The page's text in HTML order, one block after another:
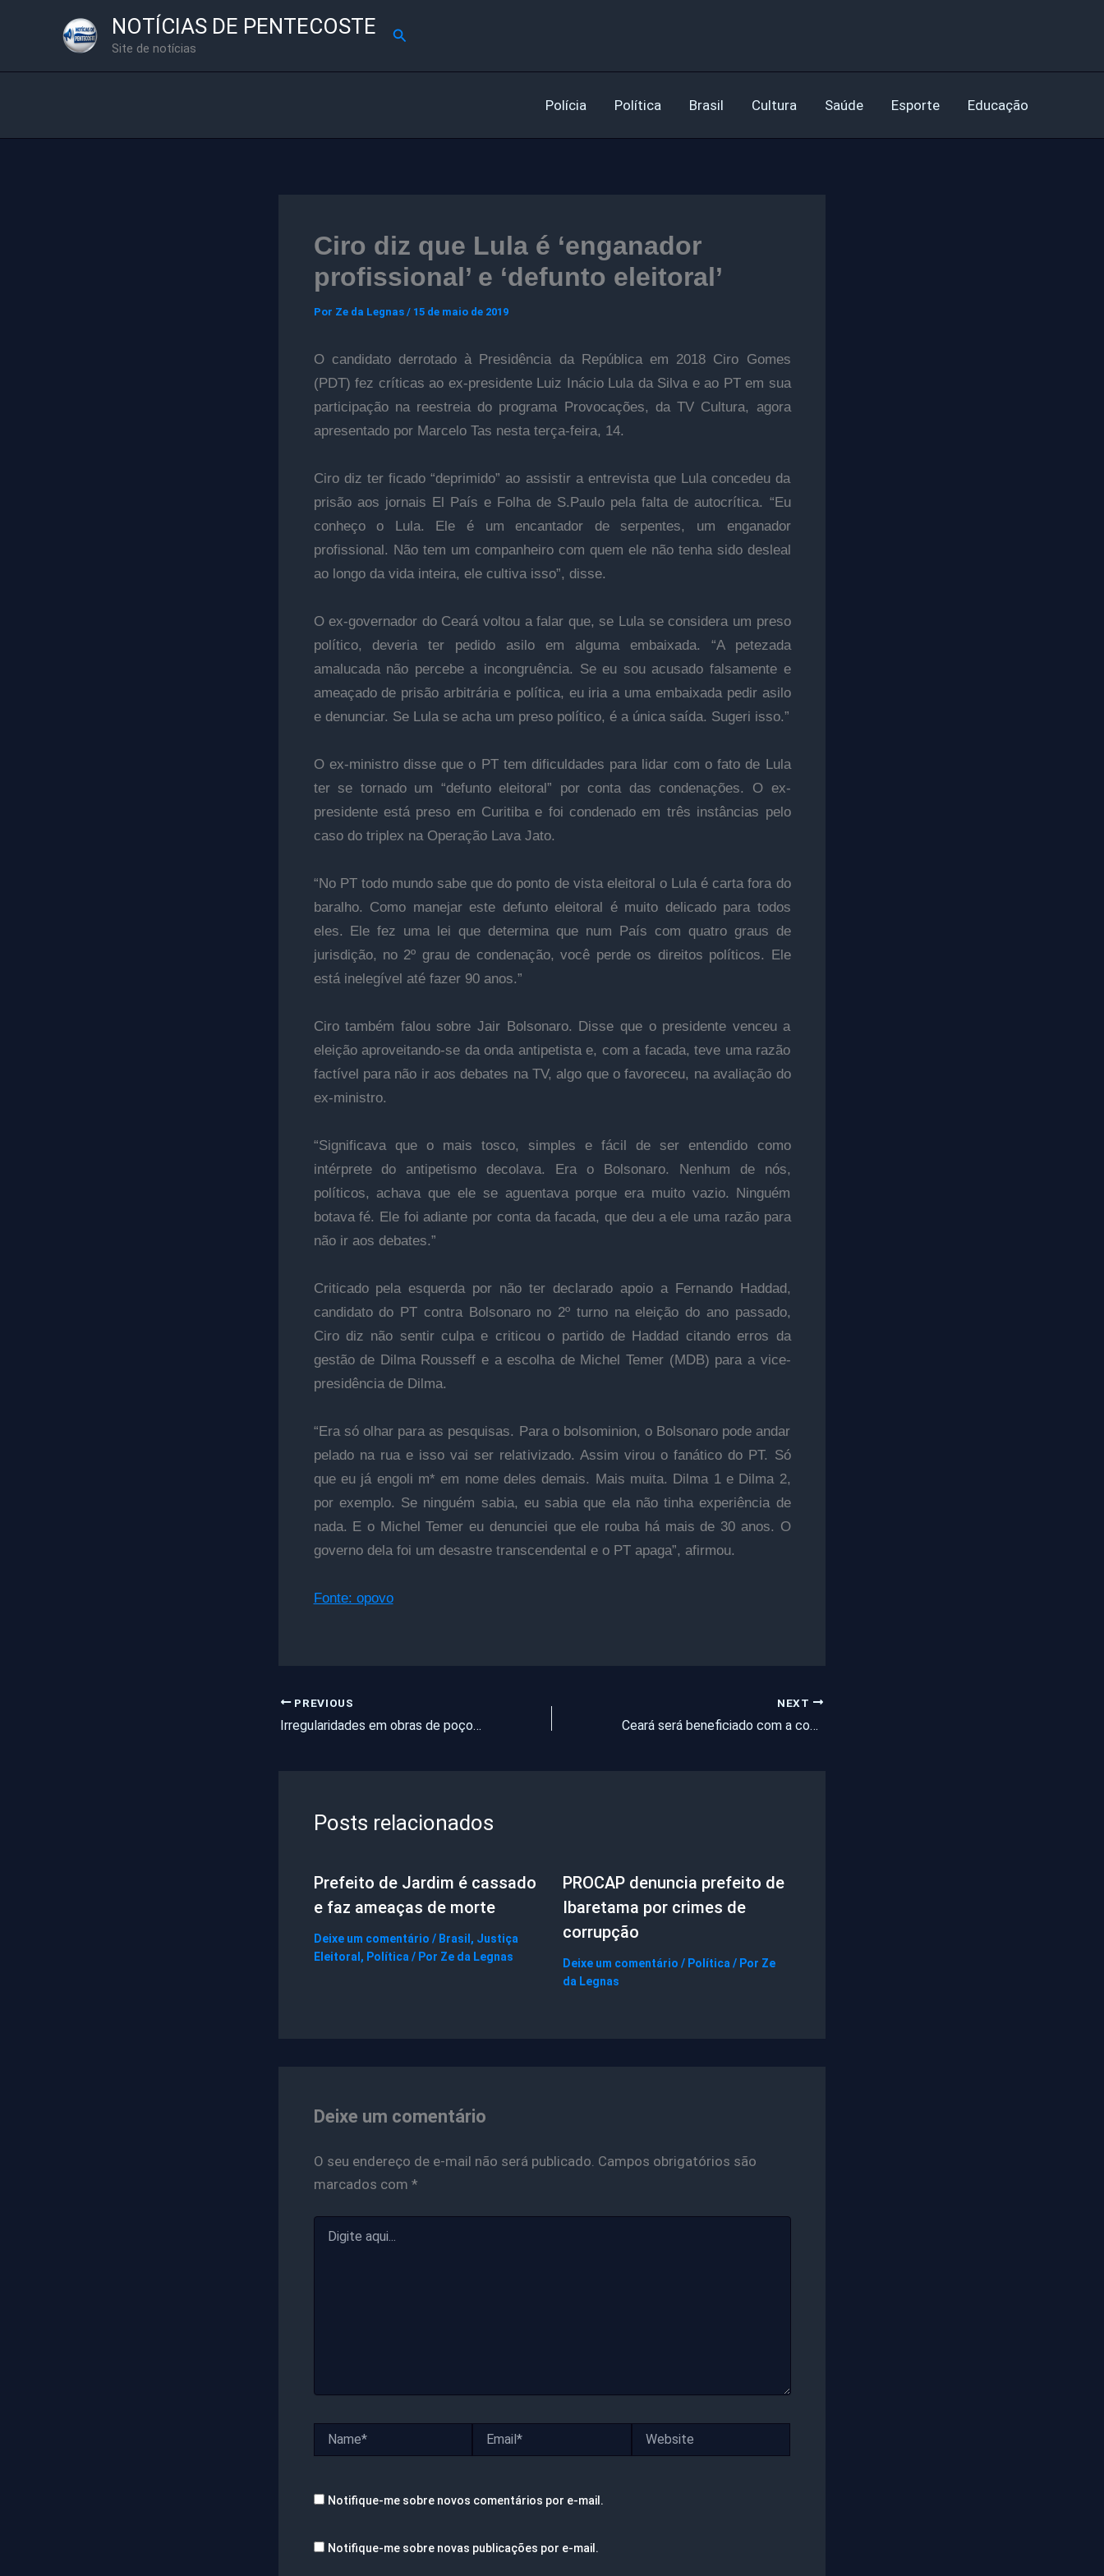
NOTÍCIAS DE PENTECOSTE
Site de notícias
Pesquisar
Polícia Política Brasil Cultura Saúde Esporte Educação
Ciro diz que Lula é ‘enganador
profissional’ e ‘defunto eleitoral’
Por Ze da Legnas / 15 de maio de 2019
O candidato derrotado à Presidência da República em 2018 Ciro Gomes
(PDT) fez críticas ao ex-presidente Luiz Inácio Lula da Silva e ao PT em sua
participação na reestreia do programa Provocações, da TV Cultura, agora
apresentado por Marcelo Tas nesta terça-feira, 14.
Ciro diz ter ficado “deprimido” ao assistir a entrevista que Lula concedeu da
prisão aos jornais El País e Folha de S.Paulo pela falta de autocrítica. “Eu
conheço o Lula. Ele é um encantador de serpentes, um enganador
profissional. Não tem um companheiro com quem ele não tenha sido desleal
ao longo da vida inteira, ele cultiva isso”, disse.
O ex-governador do Ceará voltou a falar que, se Lula se considera um preso
político, deveria ter pedido asilo em alguma embaixada. “A petezada
amalucada não percebe a incongruência. Se eu sou acusado falsamente e
ameaçado de prisão arbitrária e política, eu iria a uma embaixada pedir asilo
e denunciar. Se Lula se acha um preso político, é a única saída. Sugeri isso.”
O ex-ministro disse que o PT tem dificuldades para lidar com o fato de Lula
ter se tornado um “defunto eleitoral” por conta das condenações. O ex-
presidente está preso em Curitiba e foi condenado em três instâncias pelo
caso do triplex na Operação Lava Jato.
“No PT todo mundo sabe que do ponto de vista eleitoral o Lula é carta fora do
baralho. Como manejar este defunto eleitoral é muito delicado para todos
eles. Ele fez uma lei que determina que num País com quatro graus de
jurisdição, no 2º grau de condenação, você perde os direitos políticos. Ele
está inelegível até fazer 90 anos.”
Ciro também falou sobre Jair Bolsonaro. Disse que o presidente venceu a
eleição aproveitando-se da onda antipetista e, com a facada, teve uma razão
factível para não ir aos debates na TV, algo que o favoreceu, na avaliação do
ex-ministro.
“Significava que o mais tosco, simples e fácil de ser entendido como
intérprete do antipetismo decolava. Era o Bolsonaro. Nenhum de nós,
políticos, achava que ele se aguentava porque era muito vazio. Ninguém
botava fé. Ele foi adiante por conta da facada, que deu a ele uma razão para
não ir aos debates.”
Criticado pela esquerda por não ter declarado apoio a Fernando Haddad,
candidato do PT contra Bolsonaro no 2º turno na eleição do ano passado,
Ciro diz não sentir culpa e criticou o partido de Haddad citando erros da
gestão de Dilma Rousseff e a escolha de Michel Temer (MDB) para a vice-
presidência de Dilma.
“Era só olhar para as pesquisas. Para o bolsominion, o Bolsonaro pode andar
pelado na rua e isso vai ser relativizado. Assim virou o fanático do PT. Só
que eu já engoli m* em nome deles demais. Mais muita. Dilma 1 e Dilma 2,
por exemplo. Se ninguém sabia, eu sabia que ela não tinha experiência de
nada. E o Michel Temer eu denunciei que ele rouba há mais de 30 anos. O
governo dela foi um desastre transcendental e o PT apaga”, afirmou.
Fonte: opovo
PREVIOUS
Irregularidades em obras de poços no Ceará geram prejuízo de R$ 5 milhões, aponta CGU
NEXT
Ceará será beneficiado com a construção de novas cisternas no interior
Posts relacionados
Prefeito de Jardim é cassado
e faz ameaças de morte
Deixe um comentário / Brasil, Justiça
Eleitoral, Política / Por Ze da Legnas
PROCAP denuncia prefeito de
Ibaretama por crimes de
corrupção
Deixe um comentário / Política / Por Ze
da Legnas
Deixe um comentário
O seu endereço de e-mail não será publicado. Campos obrigatórios são
marcados com *
aqui...
Notifique-me sobre novos comentários por e-mail.
Notifique-me sobre novas publicações por e-mail.